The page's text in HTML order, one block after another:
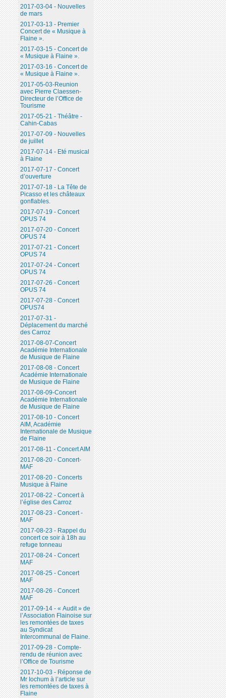
2017-03-04 - Nouvelles
de mars
2017-03-13 - Premier
Concert de « Musique à
Flaine ».
2017-03-15 - Concert de
« Musique à Flaine ».
2017-03-16 - Concert de
« Musique à Flaine ».
2017-05-03-Reunion
avec Pierre Claessen-
Directeur de l’Office de
Tourisme
2017-05-21 - Théâtre -
Cahin-Cabas
2017-07-09 - Nouvelles
de juillet
2017-07-14 - Eté musical
à Flaine
2017-07-17 - Concert
d’ouverture
2017-07-18 - La Tête de
Picasso et les châteaux
gonflables.
2017-07-19 - Concert
OPUS 74
2017-07-20 - Concert
OPUS 74
2017-07-21 - Concert
OPUS 74
2017-07-24 - Concert
OPUS 74
2017-07-26 - Concert
OPUS 74
2017-07-28 - Concert
OPUS74
2017-07-31 -
Déplacement du marché
des Carroz
2017-08-07-Concert
Académie Internationale
de Musique de Flaine
2017-08-08 - Concert
Académie Internationale
de Musique de Flaine
2017-08-09-Concert
Académie Internationale
de Musique de Flaine
2017-08-10 - Concert
AIM, Académie
Internationale de Musique
de Flaine
2017-08-11 - Concert AIM
2017-08-20 - Concert-
MAF
2017-08-20 - Concerts
Musique à Flaine
2017-08-22 - Concert à
l’église des Carroz
2017-08-23 - Concert -
MAF
2017-08-23 - Rappel du
concert ce soir à 18h au
refuge tonneau
2017-08-24 - Concert
MAF
2017-08-25 - Concert
MAF
2017-08-26 - Concert
MAF
2017-09-14 - « Audit » de
l’Association Flainoise sur
les remontées de taxes
au Syndicat
Intercommunal de Flaine.
2017-09-28 - Compte-
rendu de réunion avec
l’Office de Tourisme
2017-10-03 - Réponse de
Mr Iochum à l’article sur
les remontées de taxes à
Flaine